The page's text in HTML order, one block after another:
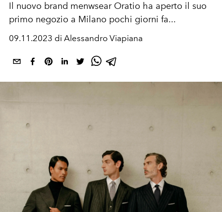
Il nuovo brand menwsear Oratio ha aperto il suo
primo negozio a Milano pochi giorni fa...
09.11.2023 di Alessandro Viapiana